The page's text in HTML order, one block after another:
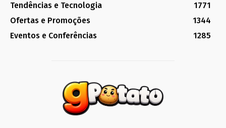
Tendências e Tecnologia
1771
Ofertas e Promoções
1344
Eventos e Conferências
1285